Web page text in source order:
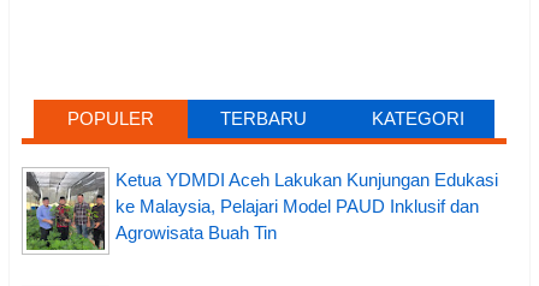
POPULER TERBARU KATEGORI
Ketua YDMDI Aceh Lakukan Kunjungan Edukasi
ke Malaysia, Pelajari Model PAUD Inklusif dan
Agrowisata Buah Tin